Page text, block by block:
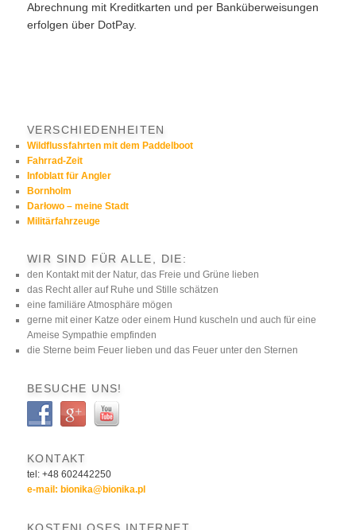
Abrechnung mit Kreditkarten und per Banküberweisungen
erfolgen über DotPay.
VERSCHIEDENHEITEN
Wildflussfahrten mit dem Paddelboot
Fahrrad-Zeit
Infoblatt für Angler
Bornholm
Darłowo – meine Stadt
Militärfahrzeuge
WIR SIND FÜR ALLE, DIE:
den Kontakt mit der Natur, das Freie und Grüne lieben
das Recht aller auf Ruhe und Stille schätzen
eine familiäre Atmosphäre mögen
gerne mit einer Katze oder einem Hund kuscheln und auch für eine
Ameise Sympathie empfinden
die Sterne beim Feuer lieben und das Feuer unter den Sternen
BESUCHE UNS!
KONTAKT
tel: +48 602442250
e-mail: bionika@bionika.pl
KOSTENLOSES INTERNET